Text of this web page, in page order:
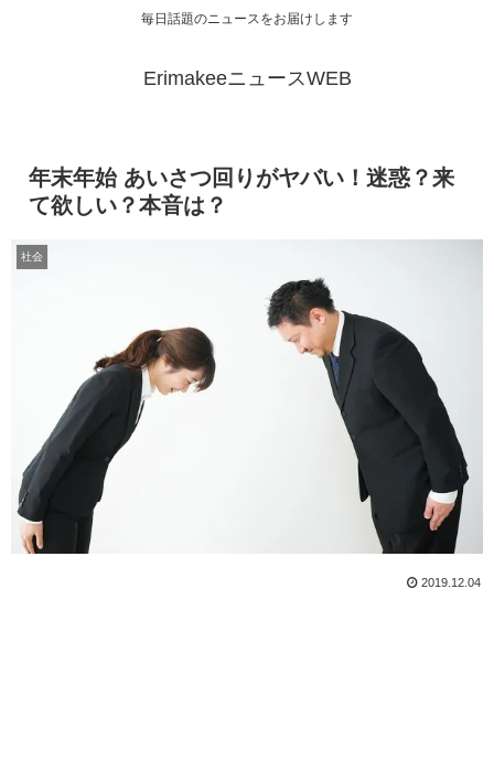
毎日話題のニュースをお届けします
ErimakeeニュースWEB
年末年始 あいさつ回りがヤバい！迷惑？来
て欲しい？本音は？
社会
2019.12.04